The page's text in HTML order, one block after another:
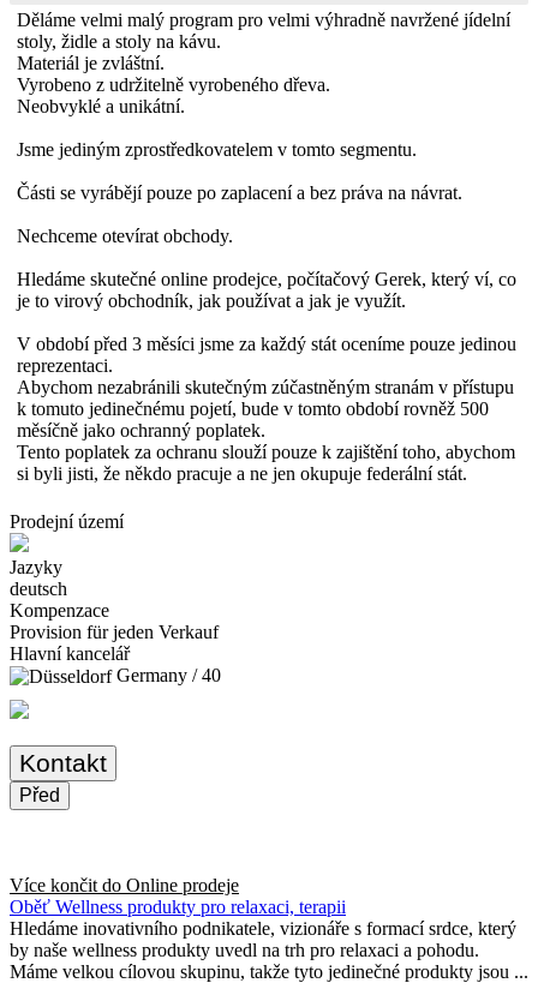
Děláme velmi malý program pro velmi výhradně navržené jídelní
stoly, židle a stoly na kávu.
Materiál je zvláštní.
Vyrobeno z udržitelně vyrobeného dřeva.
Neobvyklé a unikátní.
Jsme jediným zprostředkovatelem v tomto segmentu.
Části se vyrábějí pouze po zaplacení a bez práva na návrat.
Nechceme otevírat obchody.
Hledáme skutečné online prodejce, počítačový Gerek, který ví, co
je to virový obchodník, jak používat a jak je využít.
V období před 3 měsíci jsme za každý stát oceníme pouze jedinou
reprezentaci.
Abychom nezabránili skutečným zúčastněným stranám v přístupu
k tomuto jedinečnému pojetí, bude v tomto období rovněž 500
měsíčně jako ochranný poplatek.
Tento poplatek za ochranu slouží pouze k zajištění toho, abychom
si byli jisti, že někdo pracuje a ne jen okupuje federální stát.
Prodejní území
Jazyky
deutsch
Kompenzace
Provision für jeden Verkauf
Hlavní kancelář
Germany / 40
Kontakt
Před
Více končit do Online prodeje
Oběť Wellness produkty pro relaxaci, terapii
Hledáme inovativního podnikatele, vizionáře s formací srdce, který
by naše wellness produkty uvedl na trh pro relaxaci a pohodu.
Máme velkou cílovou skupinu, takže tyto jedinečné produkty jsou ...